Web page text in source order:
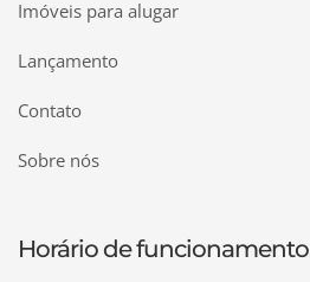
Imóveis para alugar
Lançamento
Contato
Sobre nós
Horário de funcionamento